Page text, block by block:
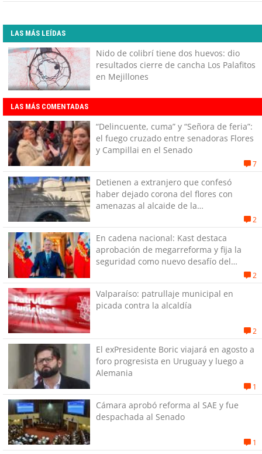
LAS MÁS LEÍDAS
Nido de colibrí tiene dos huevos: dio
resultados cierre de cancha Los Palafitos
en Mejillones
LAS MÁS COMENTADAS
“Delincuente, cuma” y “Señora de feria”:
el fuego cruzado entre senadoras Flores
y Campillai en el Senado
7
Detienen a extranjero que confesó
haber dejado corona del flores con
amenazas al alcaide de la
2
En cadena nacional: Kast destaca
aprobación de megarreforma y fija la
seguridad como nuevo desafío del
2
Valparaíso: patrullaje municipal en
picada contra la alcaldía
2
El exPresidente Boric viajará en agosto a
foro progresista en Uruguay y luego a
Alemania
1
Cámara aprobó reforma al SAE y fue
despachada al Senado
1